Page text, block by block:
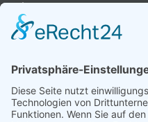
26135 Oldenburg
Fax: 04 41-55 97 82
Mobil: 0175-40 61
Mail: info@ankert-